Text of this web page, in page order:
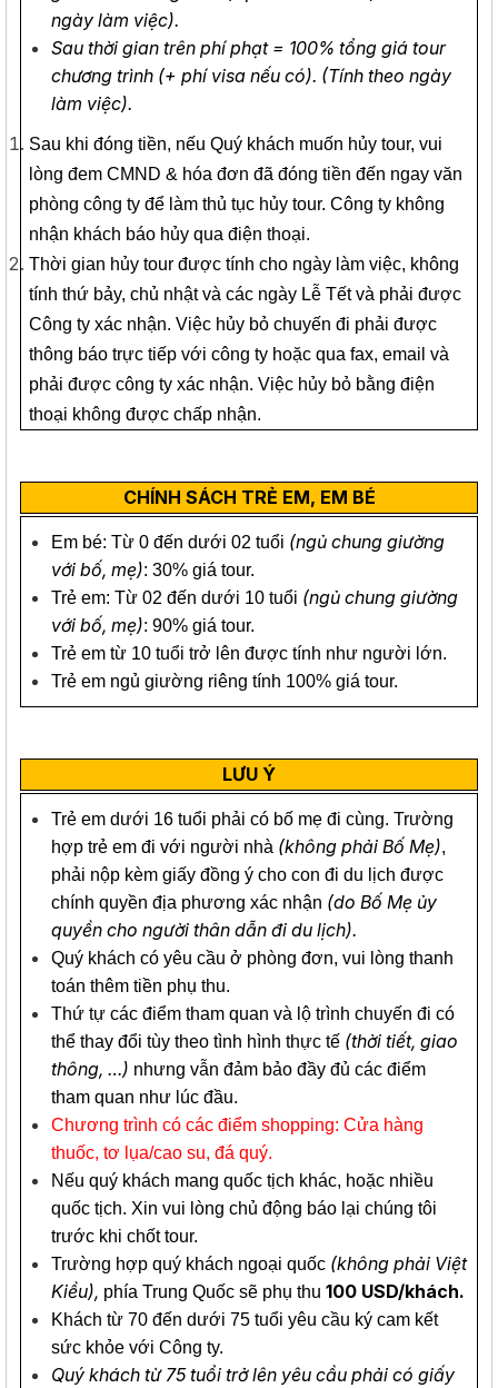
ngày làm việc).
Sau thời gian trên phí phạt = 100% tổng giá tour
chương trình (+ phí visa nếu có). (Tính theo ngày
làm việc).
Sau khi đóng tiền, nếu Quý khách muốn hủy tour, vui
lòng đem CMND & hóa đơn đã đóng tiền đến ngay văn
phòng công ty để làm thủ tục hủy tour. Công ty không
nhận khách báo hủy qua điện thoại.
Thời gian hủy tour được tính cho ngày làm việc, không
tính thứ bảy, chủ nhật và các ngày Lễ Tết và phải được
Công ty xác nhận. Việc hủy bỏ chuyến đi phải được
thông báo trực tiếp với công ty hoặc qua fax, email và
phải được công ty xác nhận. Việc hủy bỏ bằng điện
thoại không được chấp nhận.
CHÍNH SÁCH TRẺ EM, EM BÉ
Em bé: Từ 0 đến dưới 02 tuổi (ngủ chung giường
với bố, mẹ): 30% giá tour.
Trẻ em: Từ 02 đến dưới 10 tuổi (ngủ chung giường
với bố, mẹ): 90% giá tour.
Trẻ em từ 10 tuổi trở lên được tính như người lớn.
Trẻ em ngủ giường riêng tính 100% giá tour.
LƯU Ý
Trẻ em dưới 16 tuổi phải có bố mẹ đi cùng. Trường
hợp trẻ em đi với người nhà (không phải Bố Mẹ),
phải nộp kèm giấy đồng ý cho con đi du lịch được
chính quyền địa phương xác nhận (do Bố Mẹ ủy
quyền cho người thân dẫn đi du lịch).
Quý khách có yêu cầu ở phòng đơn, vui lòng thanh
toán thêm tiền phụ thu.
Thứ tự các điểm tham quan và lộ trình chuyến đi có
thể thay đổi tùy theo tình hình thực tế (thời tiết, giao
thông, …) nhưng vẫn đảm bảo đầy đủ các điểm
tham quan như lúc đầu.
Chương trình có các điểm shopping: Cửa hàng
thuốc, tơ lụa/cao su, đá quý.
Nếu quý khách mang quốc tịch khác, hoặc nhiều
quốc tịch. Xin vui lòng chủ động báo lại chúng tôi
trước khi chốt tour.
Trường hợp quý khách ngoại quốc (không phải Việt
Kiều), phía Trung Quốc sẽ phụ thu100 USD/khách.
Khách từ 70 đến dưới 75 tuổi yêu cầu ký cam kết
sức khỏe với Công ty.
Quý khách từ 75 tuổi trở lên yêu cầu phải có giấy